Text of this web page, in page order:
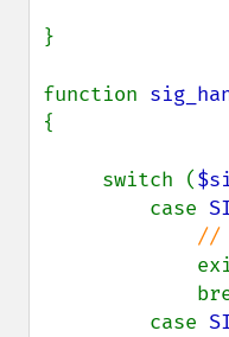
}
function
{
     switch (
         case
//
         case